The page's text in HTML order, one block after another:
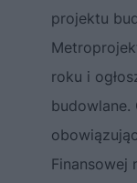
projektu
roku i
budowlane.
Finansowej